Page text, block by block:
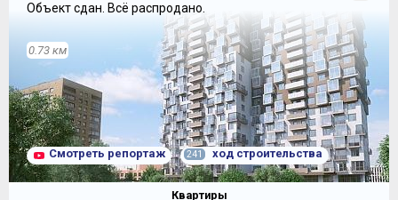
Объект сдан. Всё распродано.
0.73 км
Смотреть репортаж 241 ход строительства
Квартиры